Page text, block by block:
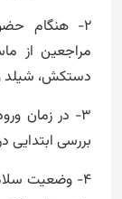
2- هنگام
مراجعین از
دستکش، شیلد
3- در زمان
بررسی
4- وضعیت